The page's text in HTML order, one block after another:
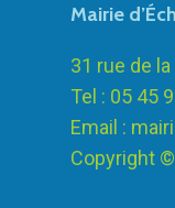
Mairie
31 rue de
Tel : 05 45
Email :
Copyright